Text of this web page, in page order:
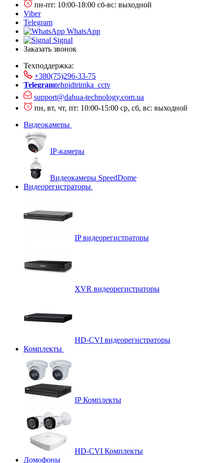
пн-пт: 10:00-18:00 сб-вс: выходной
Viber
Telegram
WhatsApp
Signal
Заказать звонок
Техподдержка:
+380(75)296-33-75
Telegramtehpidtrimka_cctv
support@dahua-technology.com.ua
пн, вт, чт, пт: 10:00-15:00 ср, сб, вс: выходной
Видеокамеры
IP-камеры
Видеокамеры SpeedDome
Видеорегистраторы
IP видеорегистраторы
XVR видеорегистраторы
HD-CVI видеорегистраторы
Комплекты
IP Комплекты
HD-CVI Комплекты
Домофоны